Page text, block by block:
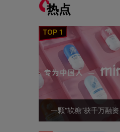
热点
一颗“软糖”获千万融